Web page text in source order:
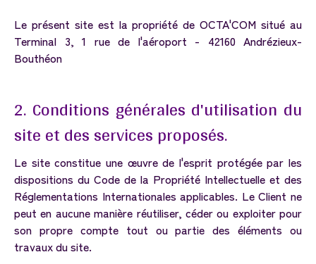
Le présent site est la propriété de OCTA'COM situé au
Terminal 3, 1 rue de l'aéroport - 42160 Andrézieux-
Bouthéon
2. Conditions générales d'utilisation du
siteetdesservices proposés.
Le site constitue une œuvre de l'esprit protégée par les
dispositions du Code de la Propriété Intellectuelle et des
Réglementations Internationales applicables. Le Client ne
peut en aucune manière réutiliser, céder ou exploiter pour
son propre compte tout ou partie des éléments ou
travaux du site.